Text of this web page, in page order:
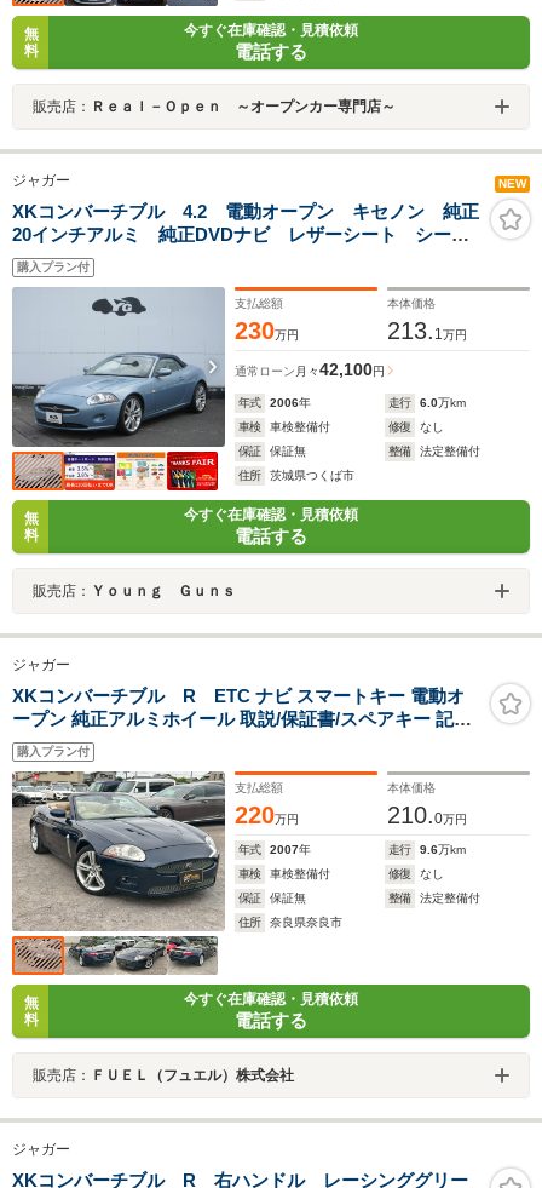
無
料
今すぐ在庫確認・見積依頼
電話する
販売店： Ｒｅａｌ－Ｏｐｅｎ ～オープンカー専門店～
ジャガー NEW
XKコンバーチブル 4.2 電動オープン キセノン 純正
20インチアルミ 純正DVDナビ レザーシート シート
ヒーター パワーシート 電動パーキング クルーズコ
ントロール プッシュスタート ETC
購入プラン付
支払総額
230万円
本体価格
213. 1万円
通常ローン 月々42,100円
年式 2006年 走行 6.0万km
車検
車検整備付 修復
なし
保証
保証無 整備
法定整備付
住所
茨城県つくば市
無
料
今すぐ在庫確認・見積依頼
電話する
販売店： Ｙｏｕｎｇ Ｇｕｎｓ
ジャガー
XKコンバーチブル R ETC ナビ スマートキー 電動オ
ープン 純正アルミホイール 取説/保証書/スペアキー 記録
簿付 修復歴なし
購入プラン付
支払総額
220万円
本体価格
210.0万円
年式 2007年 走行 9.6万km
車検
車検整備付 修復
なし
保証
保証無 整備
法定整備付
住所
奈良県奈良市
無
料
今すぐ在庫確認・見積依頼
電話する
販売店： ＦＵＥＬ（フュエル）株式会社
ジャガー
XKコンバーチブル R 右ハンドル レーシンググリー